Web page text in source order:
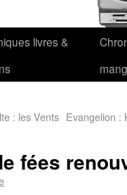
livres &
: les Vents Evangelion :
fées